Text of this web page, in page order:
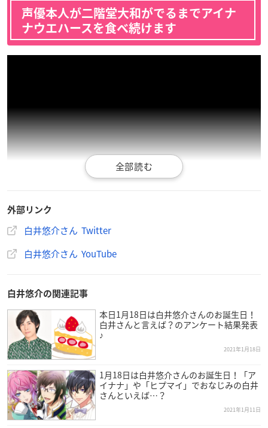
声優本人が二階堂大和がでるまでアイナ
ナウエハースを食べ続けます
はい！今日は開封動画です✨✨✨
しかもアイドリッシュセブン ウエハース👓＃
しかも僕が演じている「二階堂大和」が出るまで食べ続け
るという……
果たして大和はいつ出るのか！！！？
ぜひご覧ください( ´∀`) #アイナナhttps://t.co/HYViXDL6Yu
pic.twitter.com/2B25ejrbcK
—白井悠介(@shirai_universe)
外部リンク
白井悠介さん Twitter
白井悠介さん YouTube
白井悠介の関連記事
本日1月18日は白井悠介さんのお誕生日！
白井さんと言えば？のアンケート結果発表
♪
2021年1月18日
1月18日は白井悠介さんのお誕生日！「ア
イナナ」や「ヒプマイ」でおなじみの白井
さんといえば…？
2021年1月11日